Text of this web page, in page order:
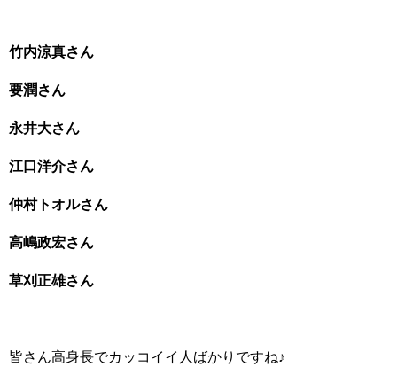
竹内涼真さん
要潤さん
永井大さん
江口洋介さん
仲村トオルさん
高嶋政宏さん
草刈正雄さん
皆さん高身長でカッコイイ人ばかりですね♪